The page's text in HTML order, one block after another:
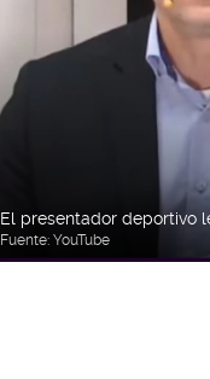
El presentador deportivo
Fuente: YouTube